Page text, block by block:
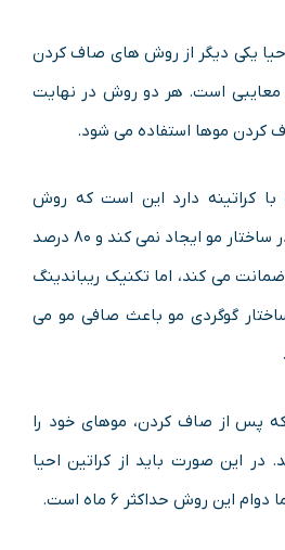
یکی دیگر از روش های صاف کردن
معایبی است. هر دو روش در نهایت
کردن موها استفاده می شود.
با کراتینه دارد این است که روش
کراتینه مو هیچ تغییری در ساختار مو ایجاد نمی کند و ۸۰ درصد
را ضمانت می کند، اما تکنیک ریباندینگ
گوگردی مو باعث صافی مو می
که پس از صاف کردن، موهای خود را
در این صورت باید از کراتین احیا
این روش حداکثر ۶ ماه است.